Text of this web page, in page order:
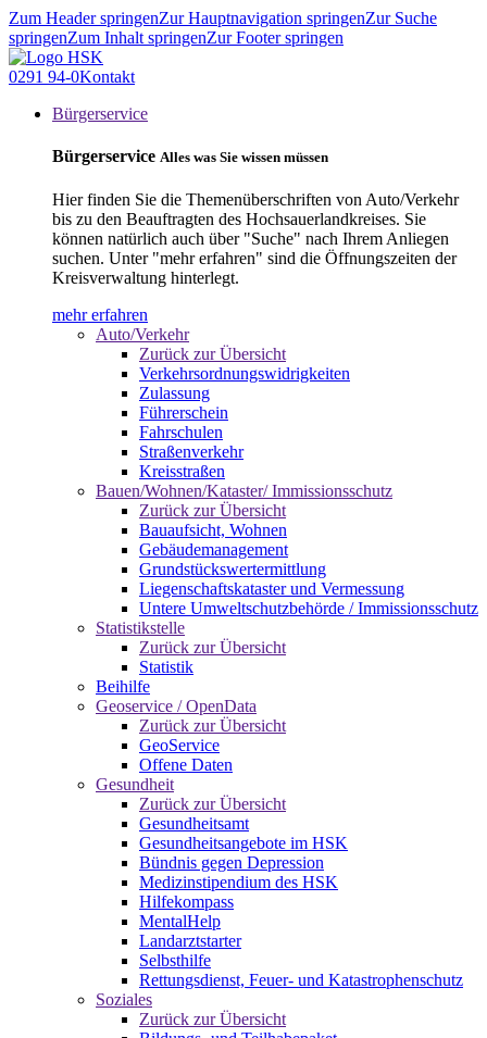
Zum Header springenZur Hauptnavigation springenZur Suche
springenZum Inhalt springenZur Footer springen
0291 94-0Kontakt
Bürgerservice
Bürgerservice Alles was Sie wissen müssen
Hier finden Sie die Themenüberschriften von Auto/Verkehr
bis zu den Beauftragten des Hochsauerlandkreises. Sie
können natürlich auch über "Suche" nach Ihrem Anliegen
suchen. Unter "mehr erfahren" sind die Öffnungszeiten der
Kreisverwaltung hinterlegt.
mehr erfahren
Auto/Verkehr
Zurück zur Übersicht
Verkehrsordnungswidrigkeiten
Zulassung
Führerschein
Fahrschulen
Straßenverkehr
Kreisstraßen
Bauen/Wohnen/Kataster/ Immissionsschutz
Zurück zur Übersicht
Bauaufsicht, Wohnen
Gebäudemanagement
Grundstückswertermittlung
Liegenschaftskataster und Vermessung
Untere Umweltschutzbehörde / Immissionsschutz
Statistikstelle
Zurück zur Übersicht
Statistik
Beihilfe
Geoservice / OpenData
Zurück zur Übersicht
GeoService
Offene Daten
Gesundheit
Zurück zur Übersicht
Gesundheitsamt
Gesundheitsangebote im HSK
Bündnis gegen Depression
Medizinstipendium des HSK
Hilfekompass
MentalHelp
Landarztstarter
Selbsthilfe
Rettungsdienst, Feuer- und Katastrophenschutz
Soziales
Zurück zur Übersicht